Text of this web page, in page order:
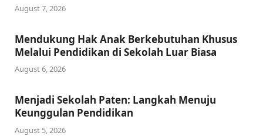
August 7, 2026
Mendukung Hak Anak Berkebutuhan Khusus
Melalui Pendidikan di Sekolah Luar Biasa
August 6, 2026
Menjadi Sekolah Paten: Langkah Menuju
Keunggulan Pendidikan
August 5, 2026